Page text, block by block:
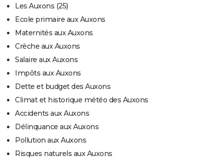
Les Auxons (25)
Ecole primaire aux Auxons
Maternités aux Auxons
Crèche aux Auxons
Salaire aux Auxons
Impôts aux Auxons
Dette et budget des Auxons
Climat et historique météo des Auxons
Accidents aux Auxons
Délinquance aux Auxons
Pollution aux Auxons
Risques naturels aux Auxons